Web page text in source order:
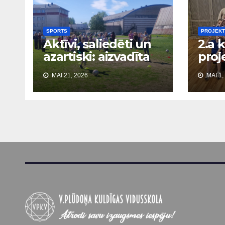
SPORTS
Aktīvi, saliedēti un
azartiski: aizvadīta
skolas Sporta diena
MAI 21, 2026
PROJEKTI
2.a
visa
MAI 1,